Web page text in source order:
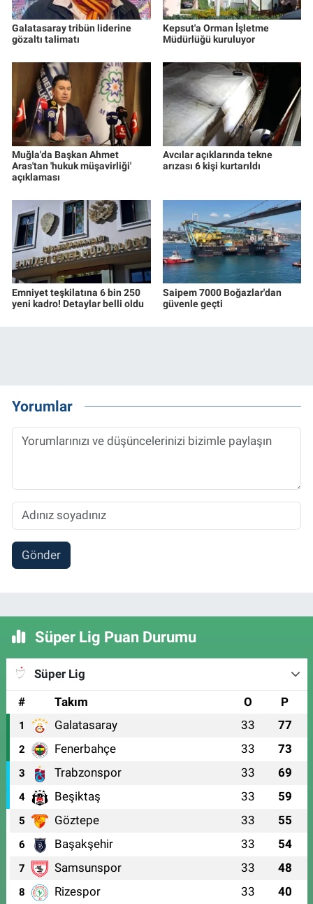
Galatasaray tribün liderine
gözaltı talimatı
Kepsut'a Orman İşletme
Müdürlüğü kuruluyor
Muğla'da Başkan Ahmet
Aras'tan 'hukuk müşavirliği'
açıklaması
Avcılar açıklarında tekne
arızası 6 kişi kurtarıldı
Emniyet teşkilatına 6 bin 250
yeni kadro! Detaylar belli oldu
Saipem 7000 Boğazlar'dan
güvenle geçti
Yorumlar
Gönder
Süper Lig Puan Durumu
Süper Lig
#
Takım O P
1 Galatasaray 33 77
2 Fenerbahçe 33 73
3 Trabzonspor 33 69
4 Beşiktaş 33 59
5 Göztepe 33 55
6 Başakşehir 33 54
7 Samsunspor 33 48
8 Rizespor 33 40